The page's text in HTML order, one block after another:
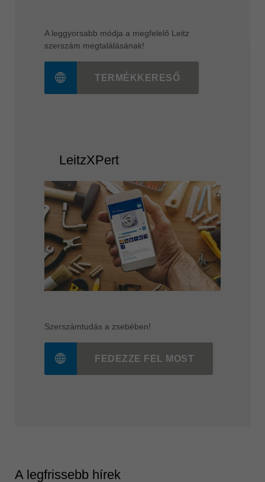
A leggyorsabb módja a megfelelő Leitz
szerszám megtalálásának!
TERMÉKKERESŐ
LeitzXPert
Szerszámtudás a zsebében!
FEDEZZE FEL MOST
A legfrissebb hírek